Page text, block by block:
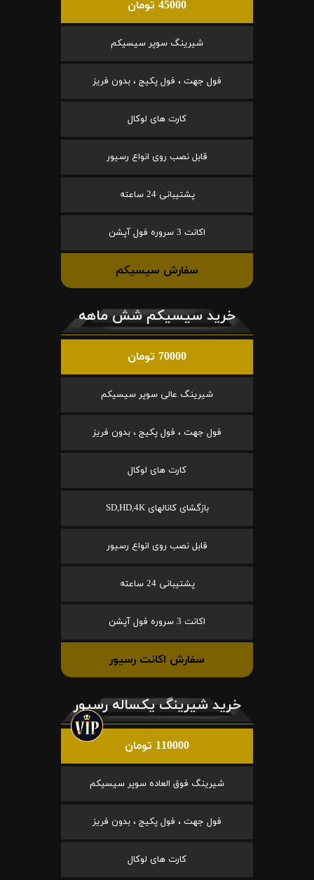
45000 تومان
شیرینگ سوپر سیسیکم
فول جهت ، فول پکیج ، بدون فریز
کارت های لوکال
قابل نصب روی انواع رسیور
پشتیبانی 24 ساعته
اکانت 3 سروره فول آپشن
سفارش سیسیکم
خرید سیسیکم شش ماهه
70000 تومان
شیرینگ عالی سوپر سیسیکم
فول جهت ، فول پکیج ، بدون فریز
کارت های لوکال
بازگشای کانالهای SD,HD,4K
قابل نصب روی انواع رسیور
پشتیبانی 24 ساعته
اکانت 3 سروره فول آپشن
سفارش اکانت رسیور
خرید شیرینگ یکساله رسیور
110000 تومان
شیرینگ فوق العاده سوپر سیسیکم
فول جهت ، فول پکیج ، بدون فریز
کارت های لوکال